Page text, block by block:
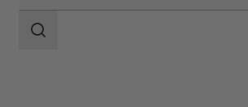
Søkeområde